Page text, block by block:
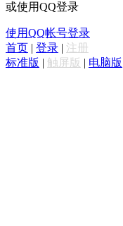
或使用QQ登录
使用QQ帐号登录
首页 | 登录 | 注册
标准版 | 触屏版 | 电脑版